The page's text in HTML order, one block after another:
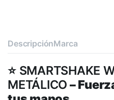
DescripciónMarca
⭐ SMARTSHAKE
METÁLICO –